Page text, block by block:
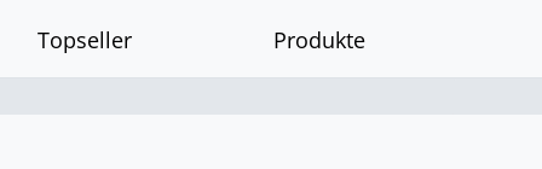
Topseller Produkte